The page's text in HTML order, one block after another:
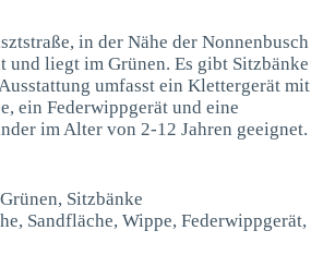
in der Nähe der Nonnenbusch
liegt im Grünen. Es gibt Sitzbänke
umfasst ein Klettergerät mit
ein Federwippgerät und eine
im Alter von 2-12 Jahren geeignet.
Sitzbänke
Sandfläche, Wippe, Federwippgerät,